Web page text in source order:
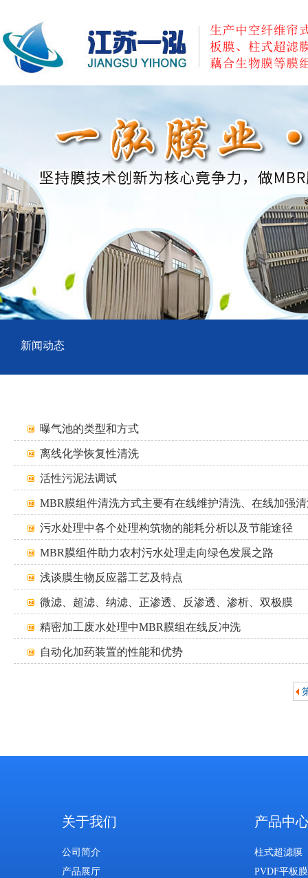
新闻动态
曝气池的类型和方式
离线化学恢复性清洗
活性污泥法调试
MBR膜组件清洗方式主要有在线维护清洗、在线加强
式。污水处理中各个处理构筑物的能耗分析以及节能途径
MBR膜组件助力农村污水处理走向绿色发展之路
浅谈膜生物反应器工艺及特点
微滤、超滤、纳滤、正渗透、反渗透、渗析、双极膜
精密加工废水处理中MBR膜组在线反冲洗
自动化加药装置的性能和优势
关于我们
公司简介
产品展厅
产品中
柱式超滤膜
PVDF平板膜